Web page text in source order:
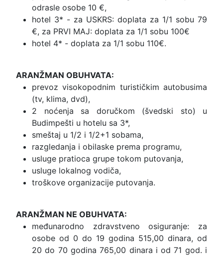
odrasle osobe 10 €,
hotel 3* - za USKRS: doplata za 1/1 sobu 79
€, za PRVI MAJ: doplata za 1/1 sobu 100€
hotel 4* - doplata za 1/1 sobu 110€.
ARANŽMAN OBUHVATA:
prevoz visokopodnim turističkim autobusima
(tv, klima, dvd),
2 noćenja sa doručkom (švedski sto) u
Budimpešti u hotelu sa 3*,
smeštaj u 1/2 i 1/2+1 sobama,
razgledanja i obilaske prema programu,
usluge pratioca grupe tokom putovanja,
usluge lokalnog vodiča,
troškove organizacije putovanja.
ARANŽMAN NE OBUHVATA:
međunarodno zdravstveno osiguranje: za
osobe od 0 do 19 godina 515,00 dinara, od
20 do 70 godina 765,00 dinara i od 71 god. i